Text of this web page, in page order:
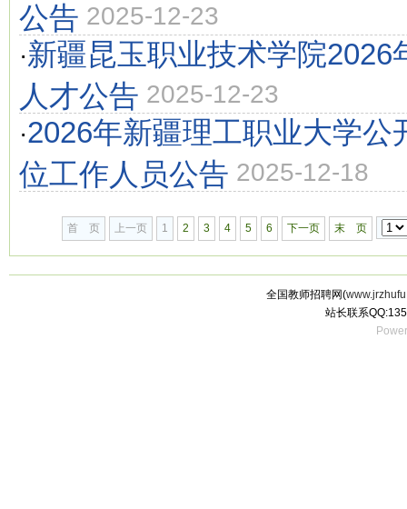
公告 2025-12-23
·新疆昆玉职业技术学院2026
人才公告 2025-12-23
·2026年新疆理工职业大学公
位工作人员公告 2025-12-18
首 页 上一页 1 2 3 4 5 6 下一页 末 页
全国教师招聘网(
站长联系